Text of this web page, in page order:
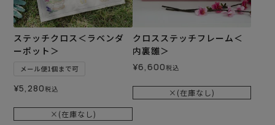
ステッチクロス＜ラベンダ
ーポット＞
メール便1個まで可
¥5,280税込
×(在庫なし)
クロスステッチフレーム＜
内裏雛＞
¥6,600税込
×(在庫なし)